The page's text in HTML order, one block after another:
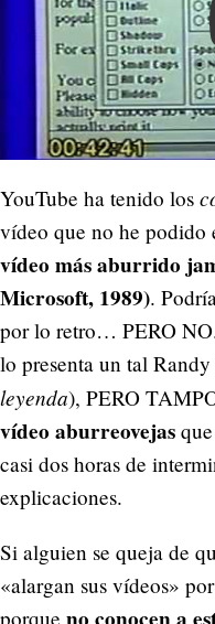
YouTube ha tenido los
vídeo que no he podido
vídeo más aburrido
Microsoft, 1989).
por lo retro… PERO
lo presenta un tal
leyenda), PERO
vídeo aburreovejas
casi dos horas de
explicaciones.
Si alguien se queja de
«alargan sus vídeos»
porque